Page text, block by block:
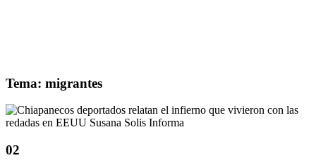
Tema: migrantes
02